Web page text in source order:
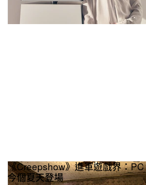
《Creepshow》進軍遊戲界：
今個夏天登場